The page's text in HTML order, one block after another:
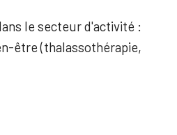
le secteur d'activité :
être (thalassothérapie,